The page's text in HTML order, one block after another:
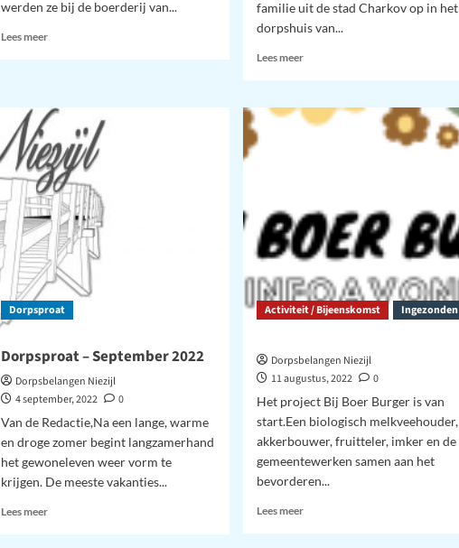
werden ze bij de boerderij van...
Lees meerLees
de
Noord
familie uit de stad Charkov op in het
dorpshuis van...
Lees meerLees
Concert
van
Dorpsproat
Dorpsproat – September 2022
Dorpsbelangen Niezijl
4 september, 2022
0
Van de Redactie,Na een lange, warme
en droge zomer begint langzamerhand
het gewoneleven weer vorm te
krijgen. De meeste vakanties...
Lees meerLees
Activiteit / Bijeenskomst Ingezonden
Dorpsbelangen Niezijl
11 augustus, 2022
0
Het project Bij Boer Burger is van
start.Een biologisch melkveehouder,
akkerbouwer, fruitteler, imker en de
gemeentewerken samen aan het
bevorderen...
Lees meerLees